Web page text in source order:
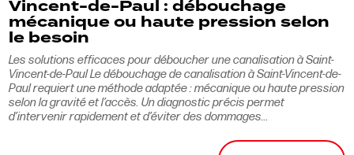
Vincent-de-Paul : débouchage
mécanique ou haute pression selon
le besoin
Les solutions efficaces pour déboucher une canalisation à Saint-
Vincent-de-Paul Le débouchage de canalisation à Saint-Vincent-de-
Paul requiert une méthode adaptée : mécanique ou haute pression
selon la gravité et l’accès. Un diagnostic précis permet
d’intervenir rapidement et d’éviter des dommages...